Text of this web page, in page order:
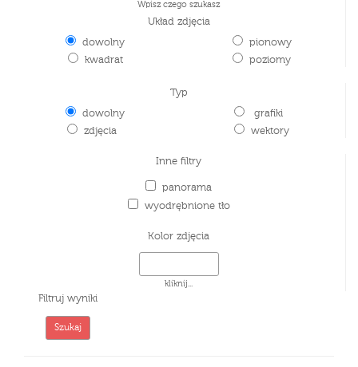
Wpisz czego szukasz
Układ zdjęcia
dowolny
kwadrat
pionowy
poziomy
Typ
dowolny
zdjęcia
grafiki
wektory
Inne filtry
panorama
wyodrębnione tło
Kolor zdjęcia
kliknij...
Filtruj wyniki